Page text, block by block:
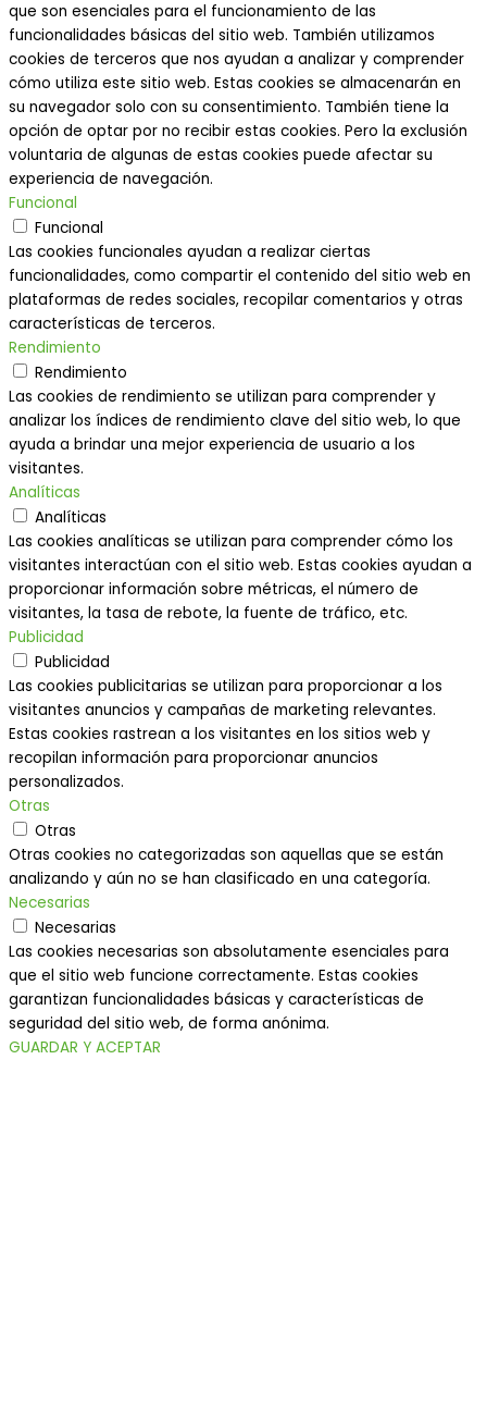
que son esenciales para el funcionamiento de las
funcionalidades básicas del sitio web. También utilizamos
cookies de terceros que nos ayudan a analizar y comprender
cómo utiliza este sitio web. Estas cookies se almacenarán en
su navegador solo con su consentimiento. También tiene la
opción de optar por no recibir estas cookies. Pero la exclusión
voluntaria de algunas de estas cookies puede afectar su
experiencia de navegación.
Funcional
Funcional
Las cookies funcionales ayudan a realizar ciertas
funcionalidades, como compartir el contenido del sitio web en
plataformas de redes sociales, recopilar comentarios y otras
características de terceros.
Rendimiento
Rendimiento
Las cookies de rendimiento se utilizan para comprender y
analizar los índices de rendimiento clave del sitio web, lo que
ayuda a brindar una mejor experiencia de usuario a los
visitantes.
Analíticas
Analíticas
Las cookies analíticas se utilizan para comprender cómo los
visitantes interactúan con el sitio web. Estas cookies ayudan a
proporcionar información sobre métricas, el número de
visitantes, la tasa de rebote, la fuente de tráfico, etc.
Publicidad
Publicidad
Las cookies publicitarias se utilizan para proporcionar a los
visitantes anuncios y campañas de marketing relevantes.
Estas cookies rastrean a los visitantes en los sitios web y
recopilan información para proporcionar anuncios
personalizados.
Otras
Otras
Otras cookies no categorizadas son aquellas que se están
analizando y aún no se han clasificado en una categoría.
Necesarias
Necesarias
Las cookies necesarias son absolutamente esenciales para
que el sitio web funcione correctamente. Estas cookies
garantizan funcionalidades básicas y características de
seguridad del sitio web, de forma anónima.
GUARDAR Y ACEPTAR